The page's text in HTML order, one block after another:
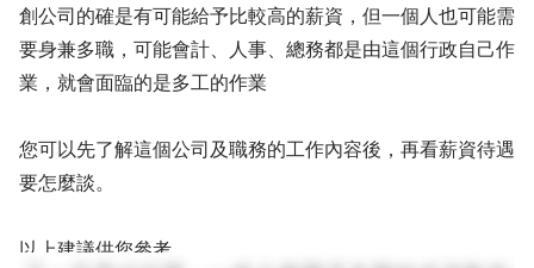
創公司的確是有可能給予比較高的薪資，但一個人也可能需
要身兼多職，可能會計、人事、總務都是由這個行政自己作
業，就會面臨的是多工的作業
您可以先了解這個公司及職務的工作內容後，再看薪資待遇
要怎麼談。
以上建議供您參考